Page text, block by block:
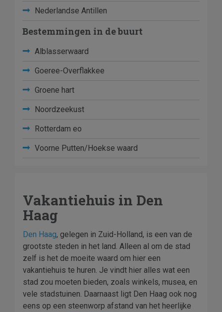
Nederlandse Antillen
Bestemmingen in de buurt
Alblasserwaard
Goeree-Overflakkee
Groene hart
Noordzeekust
Rotterdam eo
Voorne Putten/Hoekse waard
Vakantiehuis in Den
Haag
Den Haag, gelegen in Zuid-Holland, is een van de
grootste steden in het land. Alleen al om de stad
zelf is het de moeite waard om hier een
vakantiehuis te huren. Je vindt hier alles wat een
stad zou moeten bieden, zoals winkels, musea, en
vele stadstuinen. Daarnaast ligt Den Haag ook nog
eens op een steenworp afstand van het heerlijke